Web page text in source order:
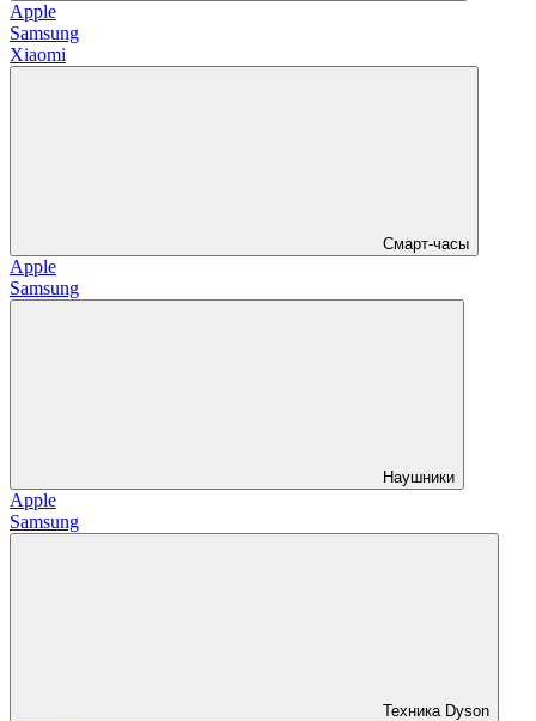
Apple
Samsung
Xiaomi
Смарт-часы
Apple
Samsung
Наушники
Apple
Samsung
Техника Dyson